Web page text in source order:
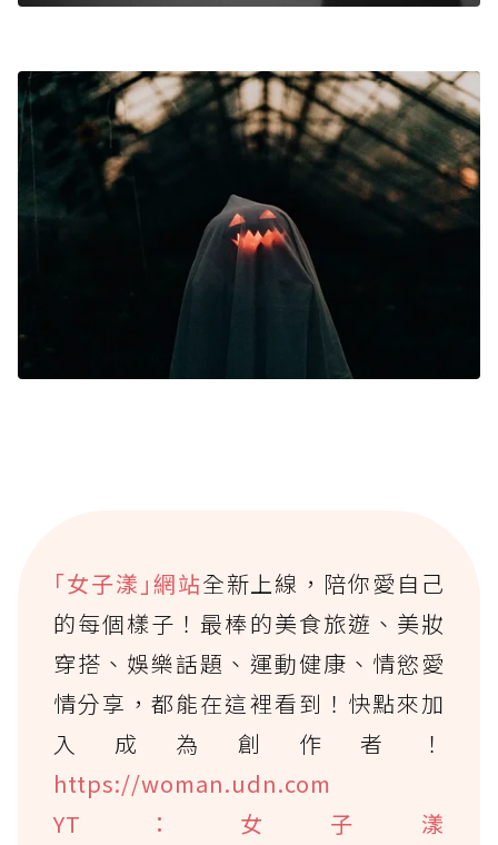
｢女子漾｣網站全新上線，陪你愛自己
的每個樣子！最棒的美食旅遊、美妝
穿搭、娛樂話題、運動健康、情慾愛
情分享，都能在這裡看到！快點來加
入成為創作者！
https://woman.udn.com
YT：女子漾